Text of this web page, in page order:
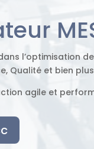
l’optimisation
Qualité et bien
agile et